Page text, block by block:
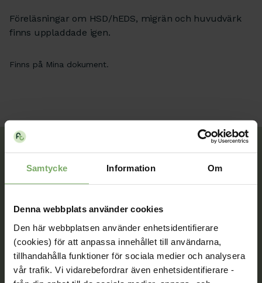
Samtycke Information Om
Denna webbplats använder cookies
Den här webbplatsen använder enhetsidentifierare
(cookies) för att anpassa innehållet till användarna,
tillhandahålla funktioner för sociala medier och analysera
vår trafik. Vi vidarebefordrar även enhetsidentifierare -
Föreläsningar om HSD/hEDS, migrän och huvudvärk
finns uppladdade igen.
Finns på Mina dokument.
Kontakt